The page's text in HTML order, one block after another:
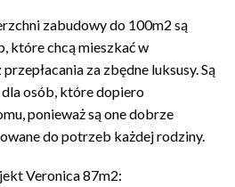
zabudowy do 100m2 są
które chcą mieszkać w
za zbędne luksusy. Są
osób, które dopiero
ponieważ są one dobrze
do potrzeb każdej rodziny.
Veronica 87m2: